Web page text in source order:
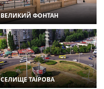
ВЕЛИКИЙ ФОНТАН
СЕЛИЩЕ ТАЇРОВА